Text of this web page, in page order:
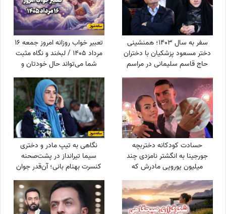
سفر به سال 1403؛ همنشینی
دختر مسعود پزشکیان با دختران
حاج قاسم سلیمانی در مراسم
تنفیذ ریاست جمهوری+عکس
تعبیر خواب روزانه امروز جمعه 16
مرداد 1405 / لبخند و نگاه مثبت
شما می‌تواند حال خودتان و
اطرافیانتان را بهتر کند
حسادت کودکانه دختربچه
جورجینا به انگشتر نامزدی چند
میلیون یورویی مادرش که
رونالدو به او هدیه داده بود!
نگاهی به تیپ مادر و دختری
سیما تیرانداز در پشت‌صحنه
کنسرت بهنام بانی؛ آن‌قدر جوان
که همه گفتند خواهرش است! +
عکس